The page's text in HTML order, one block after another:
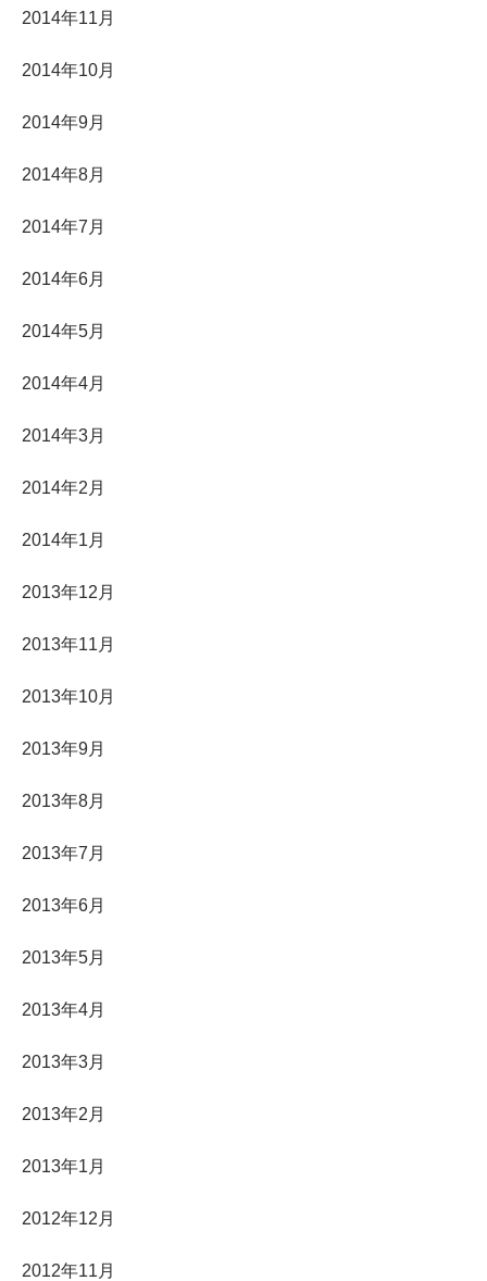
2014年11月
2014年10月
2014年9月
2014年8月
2014年7月
2014年6月
2014年5月
2014年4月
2014年3月
2014年2月
2014年1月
2013年12月
2013年11月
2013年10月
2013年9月
2013年8月
2013年7月
2013年6月
2013年5月
2013年4月
2013年3月
2013年2月
2013年1月
2012年12月
2012年11月